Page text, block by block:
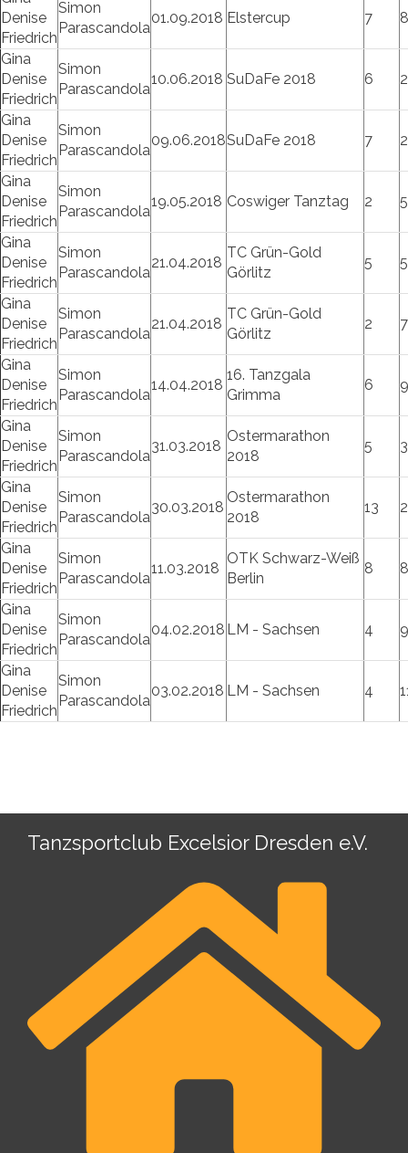
Denise
Friedrich
Simon
Parascandola
01.09.2018 Elstercup 7 8
Gina
Denise
Friedrich
Simon
Parascandola
10.06.2018 SuDaFe 2018 6
Gina
Denise
Friedrich
Simon
Parascandola
09.06.2018SuDaFe 2018 7
Gina
Denise
Friedrich
Simon
Parascandola
19.05.2018 Coswiger Tanztag 2 5
Gina
Denise
Friedrich
Simon
Parascandola
21.04.2018
TC Grün-Gold
Görlitz
5 5
Gina
Denise
Friedrich
Simon
Parascandola
21.04.2018
TC Grün-Gold
Görlitz
2 7
Gina
Denise
Friedrich
Simon
Parascandola
14.04.2018
16. Tanzgala
Grimma
6 9
Gina
Denise
Friedrich
Simon
Parascandola
31.03.2018
Ostermarathon
2018
5
Gina
Denise
Friedrich
Simon
Parascandola
30.03.2018
Ostermarathon
2018
13
Gina
Denise
Friedrich
Simon
Parascandola
11.03.2018
OTK Schwarz-Weiß
Berlin
8 8
Gina
Denise
Friedrich
Simon
Parascandola
04.02.2018 LM - Sachsen 4 9
Gina
Denise
Friedrich
Simon
Parascandola
03.02.2018 LM - Sachsen 4
Tanzsportclub Excelsior Dresden e.V.